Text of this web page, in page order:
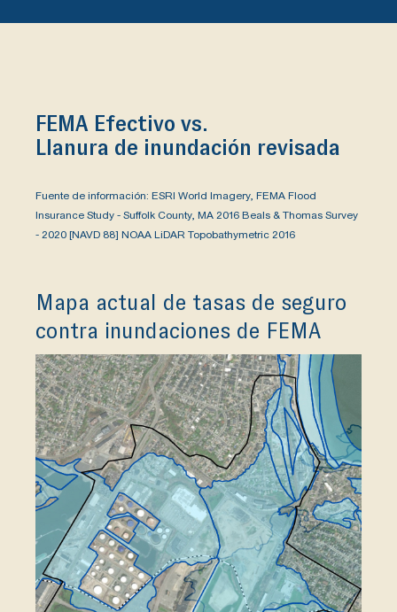
FEMA Efectivo vs.
Llanura de inundación revisada
Fuente de información: ESRI World Imagery, FEMA Flood
Insurance Study - Suffolk County, MA 2016 Beals & Thomas Survey
- 2020 [NAVD 88] NOAA LiDAR Topobathymetric 2016
Mapa actual de tasas de seguro
contra inundaciones de FEMA